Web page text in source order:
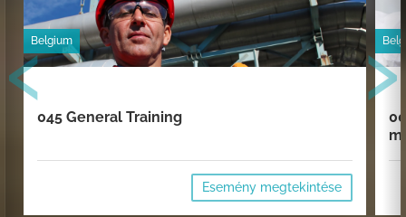
Belgium
045 General Training
Esemény megtekintése
‹ ›